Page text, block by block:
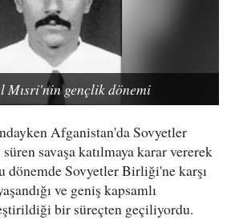
Mısri'nin gençlik dönemi
Afganistan'da Sovyetler
savaşa katılmaya karar vererek
dönemde Sovyetler Birliği'ne karşı
ve geniş kapsamlı
bir süreçten geçiliyordu.